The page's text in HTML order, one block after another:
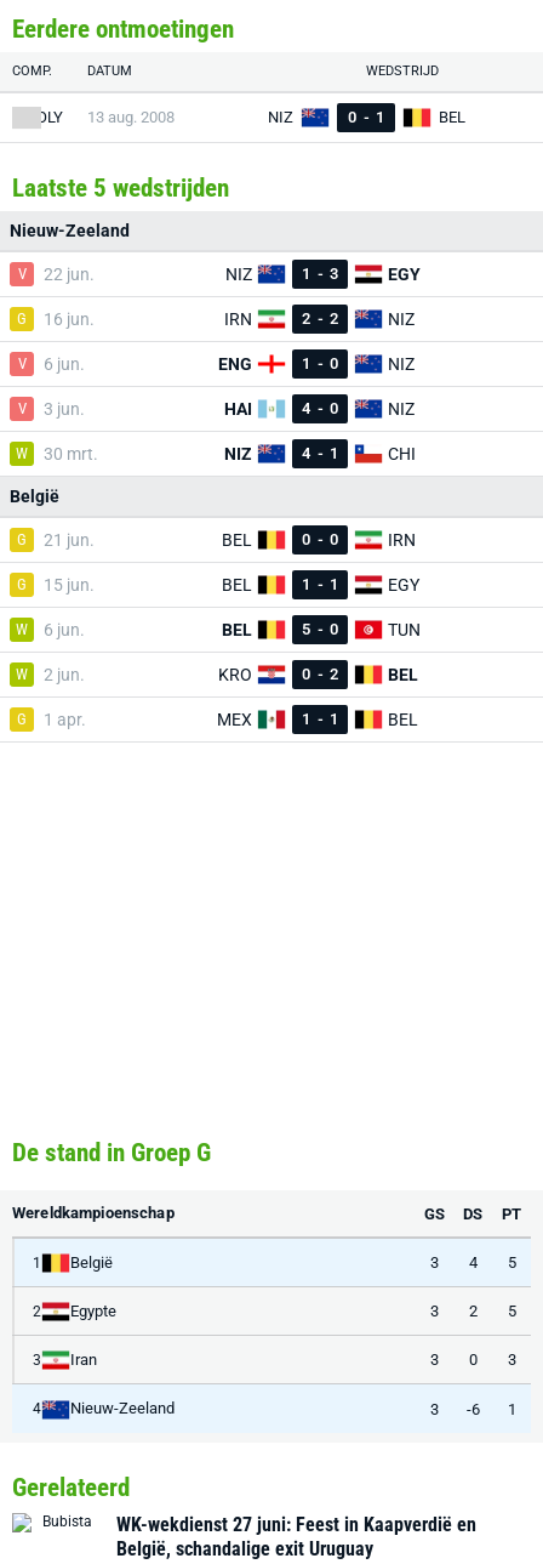
Eerdere ontmoetingen
COMP. DATUM WEDSTRIJD
OLY 13 aug. 2008 NIZ 0 - 1 BEL
Laatste 5 wedstrijden
Nieuw-Zeeland
V 22 jun. NIZ 1 - 3 EGY
G 16 jun. IRN 2 - 2 NIZ
V 6 jun. ENG 1 - 0 NIZ
V 3 jun. HAI 4 - 0 NIZ
W 30 mrt. NIZ 4 - 1 CHI
België
G 21 jun. BEL 0 - 0 IRN
G 15 jun. BEL 1 - 1 EGY
W 6 jun. BEL 5 - 0 TUN
W 2 jun. KRO 0 - 2 BEL
G 1 apr. MEX 1 - 1 BEL
De stand in Groep G
Wereldkampioenschap GS DS PT
1 België 3 4 5
2 Egypte 3 2 5
3 Iran 3 0 3
4 Nieuw-Zeeland 3 -6 1
Gerelateerd
WK-wekdienst 27 juni: Feest in Kaapverdië en
België, schandalige exit Uruguay